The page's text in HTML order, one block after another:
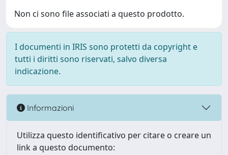
Non ci sono file associati a questo prodotto.
I documenti in IRIS sono protetti da copyright e
tutti i diritti sono riservati, salvo diversa
indicazione.
Informazioni
Utilizza questo identificativo per citare o creare un
link a questo documento: